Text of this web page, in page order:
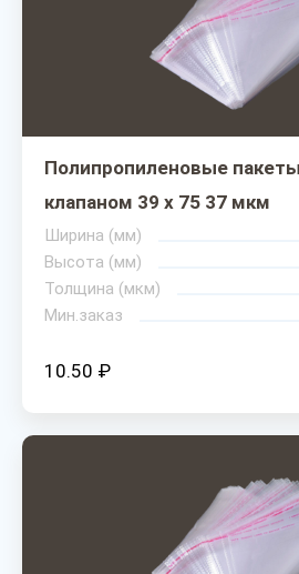
Полипропиленовые
клапаном 39 х 75 37 мкм
Ширина (мм)
Высота (мм)
Толщина (мкм)
Мин.заказ
10.50 ₽